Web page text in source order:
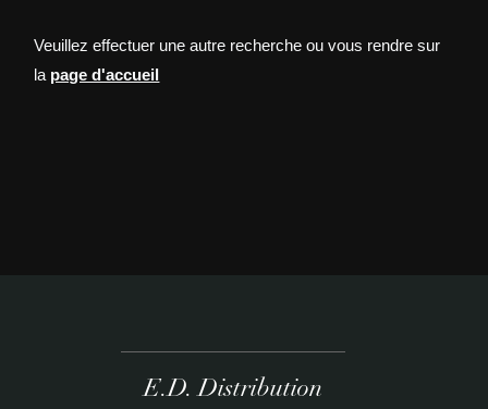
Veuillez effectuer une autre recherche ou vous rendre sur
la page d'accueil
E.D. Distribution